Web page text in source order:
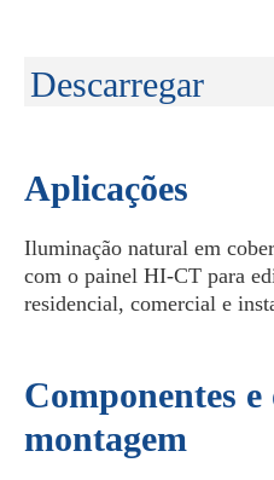
Descarregar
Aplicações
Iluminação natural em
com o painel HI-CT para
residencial, comercial e
Componentes e
montagem